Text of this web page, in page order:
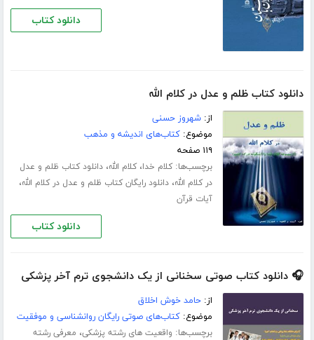
دانلود کتاب
دانلود کتاب ظلم و عدل در کلام الله
از:شهروز حسنی
موضوع:کتاب‌های اندیشه و مذهب
۱۱۹ صفحه
برچسب‌ها:کلام خدا،کلام الله،دانلود کتاب ظلم و عدل
در کلام الله،دانلود رایگان کتاب ظلم و عدل در کلام الله،
آیات قرآن
دانلود کتاب
🎧 دانلود کتاب صوتی سخنانی از یک دانشجوی ترم آخر پزشکی
از:حامد خوش اخلاق
موضوع:کتاب‌های صوتی رایگان روانشناسی و موفقیت
برچسب‌ها: واقعیت های رشته پزشکی، معرفی رشته